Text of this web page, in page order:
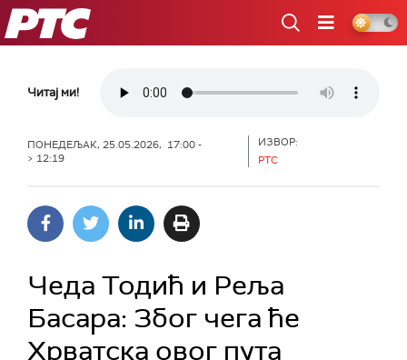
РТС
Читај ми!
ПОНЕДЕЉАК, 25.05.2026, 17:00 -
> 12:19
ИЗВОР:
РТС
Чеда Тодић и Реља
Басара: Због чега ће
Хрватска овог пута